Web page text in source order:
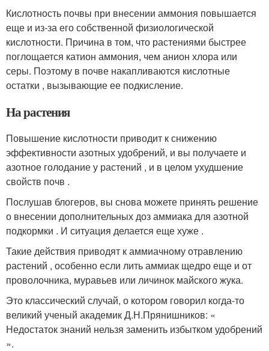
Кислотность почвы при внесении аммония повышается
еще и из-за его собственной физиологической
кислотности. Причина в том, что растениями быстрее
поглощается катион аммония, чем анион хлора или
серы. Поэтому в почве накапливаются кислотные
остатки , вызывающие ее подкисление.
На растения
Повышение кислотности приводит к снижению
эффективности азотных удобрений, и вы получаете и
азотное голодание у растений , и в целом ухудшение
свойств почв .
Послушав блогеров, вы снова можете принять решение
о внесении дополнительных доз аммиака для азотной
подкормки . И ситуация делается еще хуже .
Такие действия приводят к аммиачному отравлению
растений , особенно если лить аммиак щедро еще и от
проволочника, муравьев или личинок майского жука.
Это классический случай, о котором говорил когда-то
великий ученый академик Д.Н.Прянишников: «
Недостаток знаний нельзя заменить избытком удобрений
».